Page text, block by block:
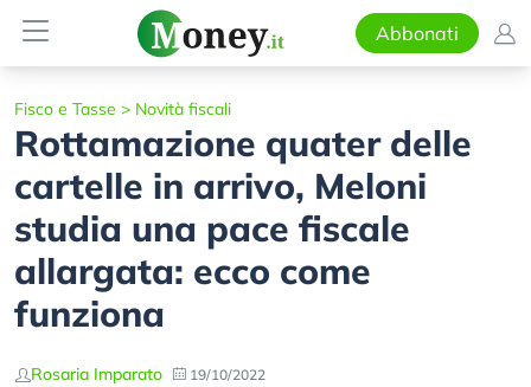
Abbonati
Fisco e Tasse > Novità fiscali
Rottamazione quater delle
cartelle in arrivo, Meloni
studia una pace fiscale
allargata: ecco come
funziona
Rosaria Imparato 19/10/2022